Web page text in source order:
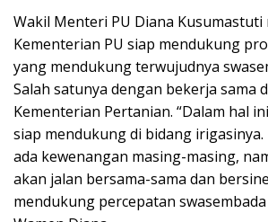
Wakil Menteri PU Diana Kusumastuti
Kementerian PU siap mendukung
yang mendukung terwujudnya
Salah satunya dengan bekerja sama
Kementerian Pertanian. “Dalam hal
siap mendukung di bidang
ada kewenangan masing-masing,
akan jalan bersama-sama dan
mendukung percepatan